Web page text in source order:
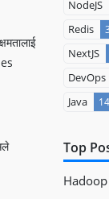
NodeJS
Redis
NextJS
DevOps
Java 14
Top
Hadoop